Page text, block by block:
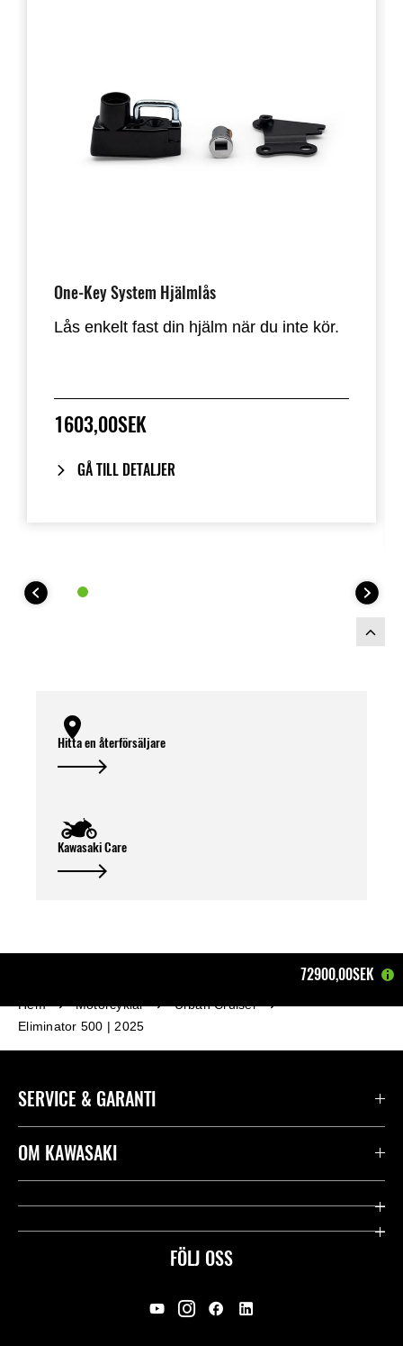
One-Key System Hjälmlås
Lås enkelt fast din hjälm när du inte kör.
1603,00SEK
GÅ TILL DETALJER
Hitta en återförsäljare
Kawasaki Care
72900,00SEK
Hem Motorcyklar
Urban Cruiser
Eliminator 500 | 2025
FÖLJ OSS
SERVICE & GARANTI
Kontakta oss
Användbara länkar
Rättsligt & Sekretess
OM KAWASAKI
Företag